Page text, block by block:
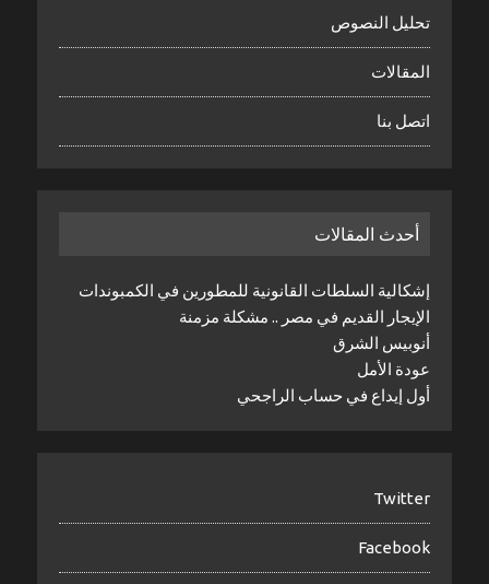
تحليل النصوص
المقالات
اتصل بنا
أحدث المقالات
إشكالية السلطات القانونية للمطورين في الكمبوندات
الإيجار القديم في مصر .. مشكلة مزمنة
أنوبيس الشرق
عودة الأمل
أول إيداع في حساب الراجحي
Twitter
Facebook